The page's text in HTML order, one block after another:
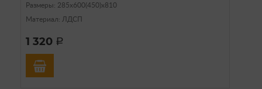
Размеры: 285х600(450)х810
Материал: ЛДСП
1 320 a